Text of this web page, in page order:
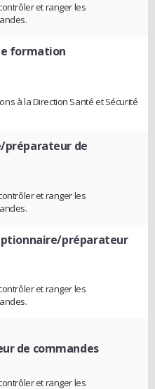
et ranger les
formation
à la Direction Santé et Sécurité
préparateur de
et ranger les
préparateur
et ranger les
de commandes
et ranger les